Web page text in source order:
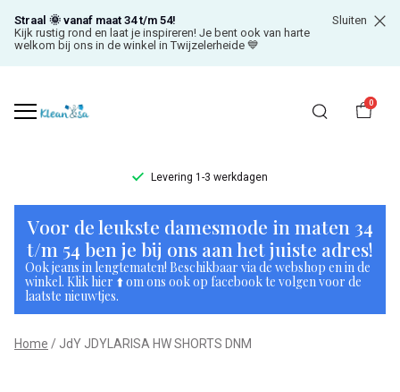
Straal 🌞 vanaf maat 34 t/m 54!
Kijk rustig rond en laat je inspireren! Je bent ook van harte
welkom bij ons in de winkel in Twijzelerheide 💙
Sluiten
0
Levering 1-3 werkdagen
JdY
JDYLARISA
HW
SHORTS
DNM
Voor de leukste damesmode in maten 34
t/m 54 ben je bij ons aan het juiste adres!
Ook jeans in lengtematen! Beschikbaar via de webshop en in de
winkel. Klik hier ⬆️ om ons ook op facebook te volgen voor de
laatste nieuwtjes.
Home JdY JDYLARISA HW SHORTS DNM